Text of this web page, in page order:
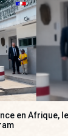
en Afrique,